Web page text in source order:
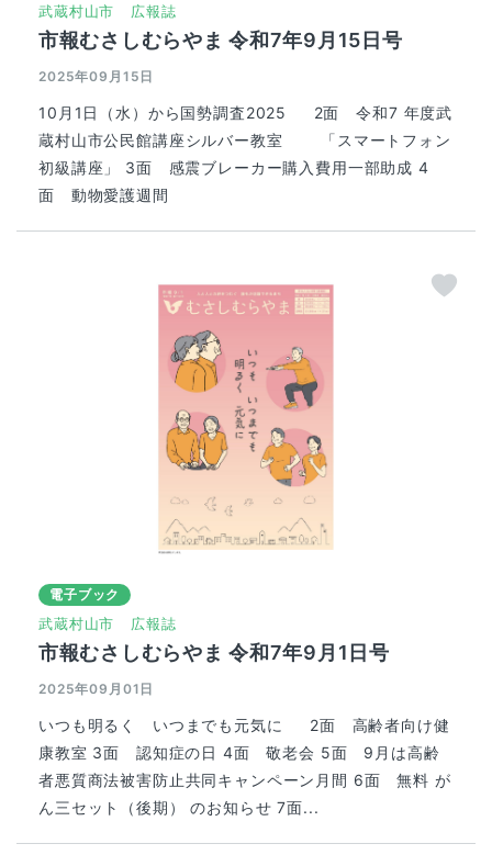
武蔵村山市 広報誌
市報むさしむらやま 令和7年9月15日号
2025年09月15日
10月1日（水）から国勢調査2025 2面 令和7 年度武
蔵村山市公民館講座シルバー教室 「スマートフォン
初級講座」 3面 感震ブレーカー購入費用一部助成 4
面 動物愛護週間
電子ブック
武蔵村山市 広報誌
市報むさしむらやま 令和7年9月1日号
2025年09月01日
いつも明るく いつまでも元気に 2面 高齢者向け健
康教室 3面 認知症の日 4面 敬老会 5面 9月は高齢
者悪質商法被害防止共同キャンペーン月間 6面 無料 が
ん三セット（後期） のお知らせ 7面...